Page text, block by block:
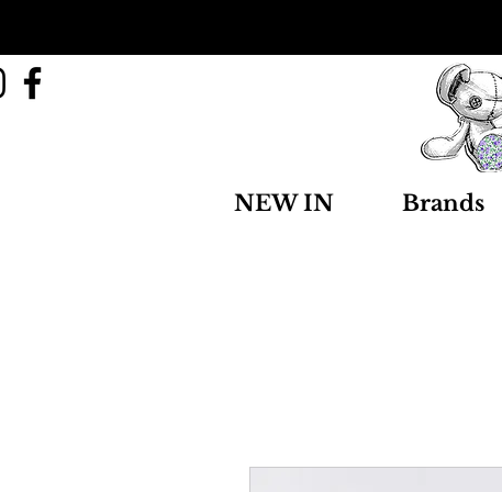
NEW IN Brands